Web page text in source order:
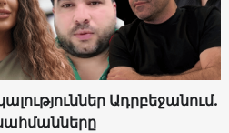
Ադրբեջանում.